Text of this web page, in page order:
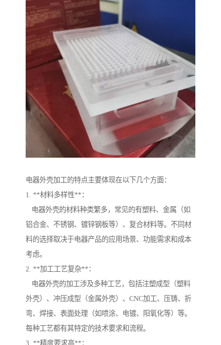
电器外壳加工的特点主要体现在以下几个方面：
1. **材料多样性**：
电器外壳的材料种类繁多，常见的有塑料、金属（如
铝合金、不锈钢、镀锌钢板等）、复合材料等。不同材
料的选择取决于电器产品的应用场景、功能需求和成本
考虑。
2. **加工工艺复杂**：
电器外壳的加工涉及多种工艺，包括注塑成型（塑料
外壳）、冲压成型（金属外壳）、CNC加工、压铸、折
弯、焊接、表面处理（如喷涂、电镀、阳氧化等）等。
每种工艺都有其特定的技术要求和流程。
3. **精度要求高**：